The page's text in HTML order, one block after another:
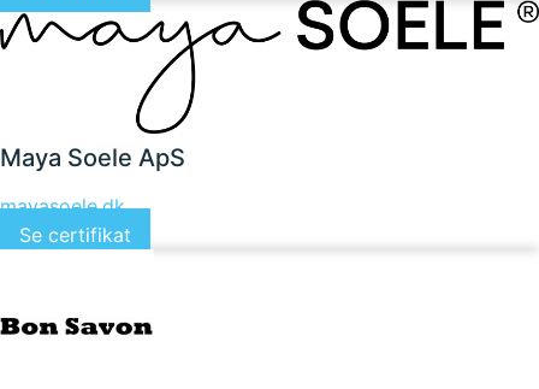
Maya Soele ApS
mayasoele.dk
Se certifikat